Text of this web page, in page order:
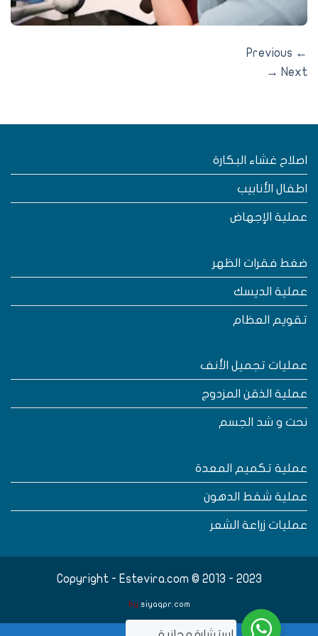
→
غشاء البكارة
الأنابيب
الإجهاض
فقرات الظهر
الديسك
العظام
تجميل الأنف
الذقن المزدوج
و شد الجسم
تكميم المعدة
شفط الدهون
زراعة الشعر
Copyright - Estevira.com © 2013 - 2023
bysiyaqpr.com